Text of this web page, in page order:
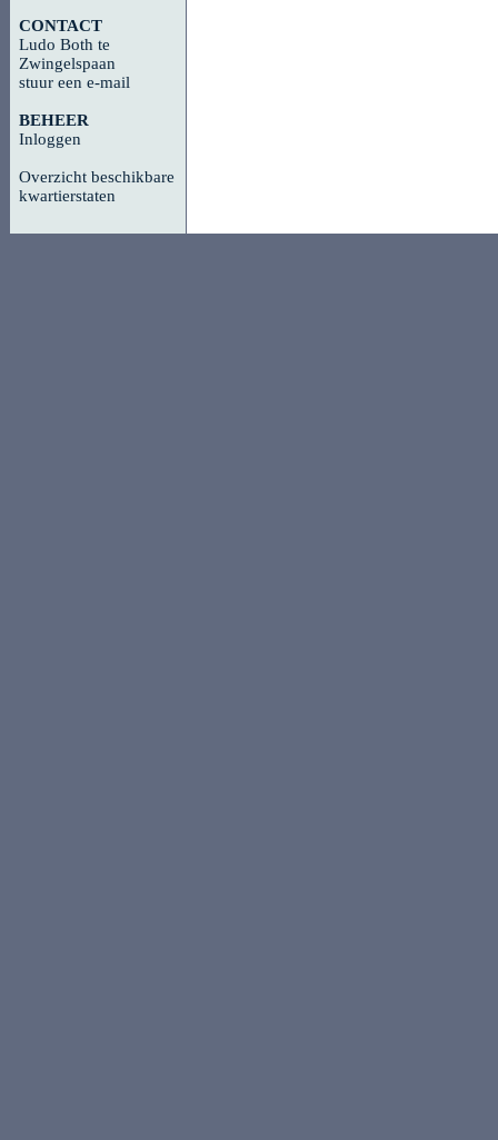
CONTACT
Ludo Both te
Zwingelspaan
stuur een e-mail
BEHEER
Inloggen
Overzicht beschikbare
kwartierstaten